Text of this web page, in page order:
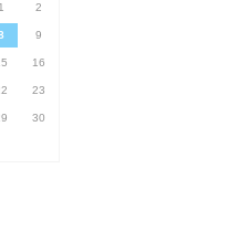
1
2
9
16
23
30